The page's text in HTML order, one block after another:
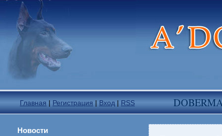
Главная | Регистрация | Вход | RSS
Новости